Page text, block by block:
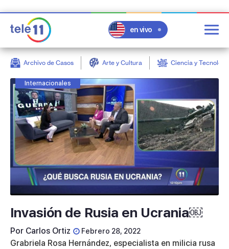
en vivo
Archivo de Casos Arte y Cultura Ciencia y
Internacionales
Invasión de Rusia en Ucrania￼
Por Carlos Ortiz Febrero 28, 2022
Grabriela Rosa Hernández, especialista en milicia rusa
post